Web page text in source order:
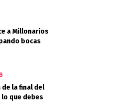
a Millonarios
bocas
de la final del
que debes